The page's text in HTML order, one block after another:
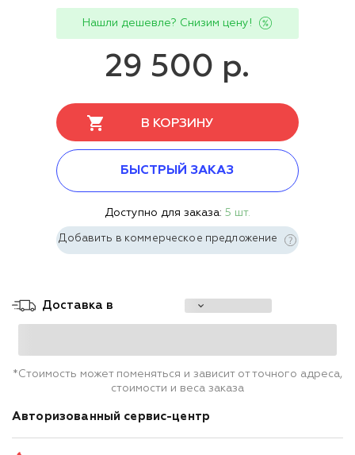
Нашли дешевле? Снизим цену!
29 500 р.
В КОРЗИНУ
БЫСТРЫЙ ЗАКАЗ
Доступно для заказа: 5 шт.
Добавить в коммерческое предложение
Доставка в
*Стоимость может поменяться и зависит от точного адреса,
стоимости и веса заказа
Авторизованный сервис-центр